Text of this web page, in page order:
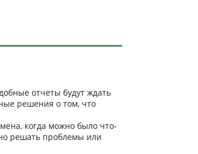
отчеты будут ждать
решения о том, что
когда можно было что-
решать проблемы или